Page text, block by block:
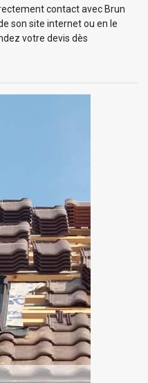
contact avec Brun
son site internet ou en le
votre devis dès